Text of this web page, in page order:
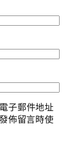
子郵件地址
佈留言時使